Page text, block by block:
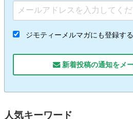
ジモティーメルマガにも登録する
新着投稿の通知をメ
人気キーワード